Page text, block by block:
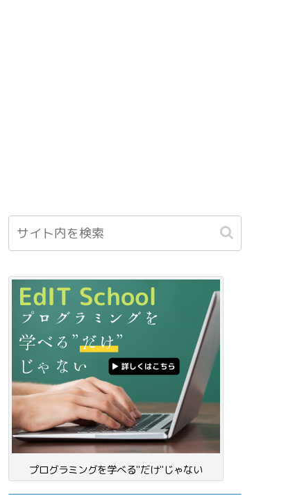
プログラミングを学べる"だけ"じゃない